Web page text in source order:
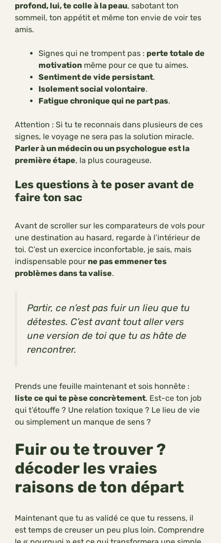
profond, lui, te colle à la peau, sabotant ton
sommeil, ton appétit et même ton envie de voir tes
amis.
Signes qui ne trompent pas : perte totale de
motivation même pour ce que tu aimes.
Sentiment de vide persistant.
Isolement social volontaire.
Fatigue chronique qui ne part pas.
Attention : Si tu te reconnais dans plusieurs de ces
signes, le voyage ne sera pas la solution miracle.
Parler à un médecin ou un psychologue est la
première étape, la plus courageuse.
Les questions à te poser avant de
faire ton sac
Avant de scroller sur les comparateurs de vols pour
une destination au hasard, regarde à l’intérieur de
toi. C’est un exercice inconfortable, je sais, mais
indispensable pour ne pas emmener tes
problèmes dans ta valise.
Partir, ce n’est pas fuir un lieu que tu
détestes. C’est avant tout aller vers
une version de toi que tu as hâte de
rencontrer.
Prends une feuille maintenant et sois honnête :
liste ce qui te pèse concrètement. Est-ce ton job
qui t’étouffe ? Une relation toxique ? Le lieu de vie
ou simplement un manque de sens ?
Fuir ou te trouver ?
décoder les vraies
raisons de ton départ
Maintenant que tu as validé ce que tu ressens, il
est temps de creuser un peu plus loin. Comprendre